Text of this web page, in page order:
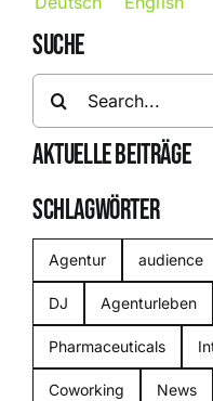
SUCHE
AKTUELLE BEITRÄGE
SCHLAGWÖRTER
Agentur audience
DJ Agenturleben
Pharmaceuticals
Coworking News